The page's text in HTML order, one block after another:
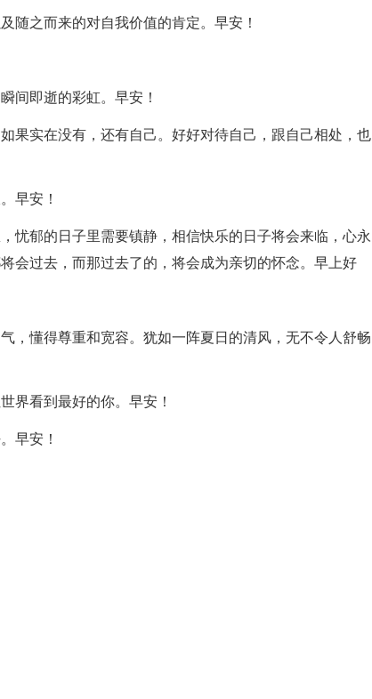
随之而来的对自我价值的肯定。早安！
间即逝的彩虹。早安！
果实在没有，还有自己。好好对待自己，跟自己相处，也
早安！
忧郁的日子里需要镇静，相信快乐的日子将会来临，心永
会过去，而那过去了的，将会成为亲切的怀念。早上好
，懂得尊重和宽容。犹如一阵夏日的清风，无不令人舒畅
界看到最好的你。早安！
早安！